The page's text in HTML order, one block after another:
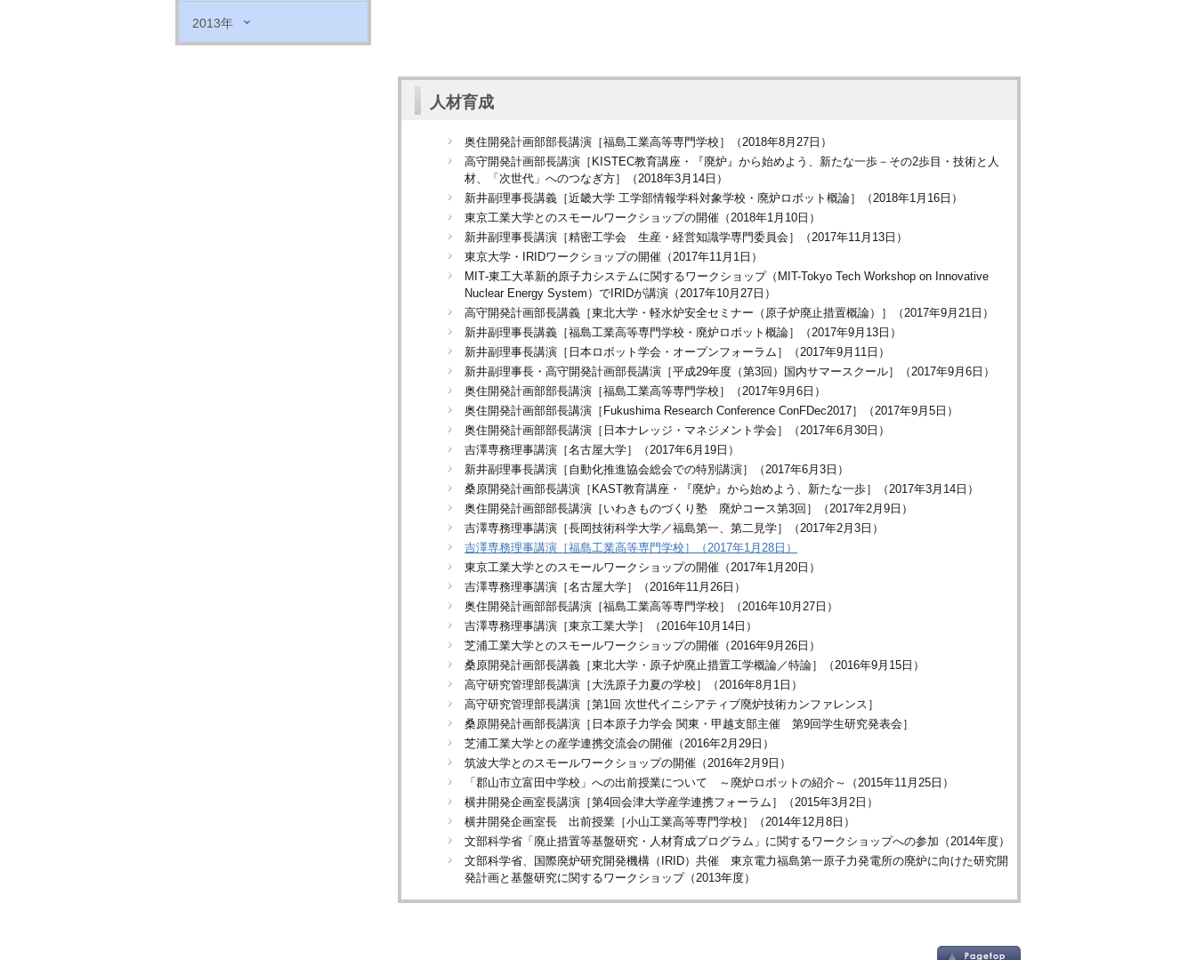
2013年
人材育成
奥住開発計画部部長講演［福島工業高等専門学校］（2018年8月27日）
高守開発計画部長講演［KISTEC教育講座・『廃炉』から始めよう、新たな一歩－その2歩目・技術と人
材、「次世代」へのつなぎ方］（2018年3月14日）
新井副理事長講義［近畿大学 工学部情報学科対象学校・廃炉ロボット概論］（2018年1月16日）
東京工業大学とのスモールワークショップの開催（2018年1月10日）
新井副理事長講演［精密工学会 生産・経営知識学専門委員会］（2017年11月13日）
東京大学・IRIDワークショップの開催（2017年11月1日）
MIT‐東工大革新的原子力システムに関するワークショップ（MIT-Tokyo Tech Workshop on Innovative
Nuclear Energy System）でIRIDが講演（2017年10月27日）
高守開発計画部長講義［東北大学・軽水炉安全セミナー（原子炉廃止措置概論）］（2017年9月21日）
新井副理事長講義［福島工業高等専門学校・廃炉ロボット概論］（2017年9月13日）
新井副理事長講演［日本ロボット学会・オープンフォーラム］（2017年9月11日）
新井副理事長・高守開発計画部長講演［平成29年度（第3回）国内サマースクール］（2017年9月6日）
奥住開発計画部部長講演［福島工業高等専門学校］（2017年9月6日）
奥住開発計画部部長講演［Fukushima Research Conference ConFDec2017］（2017年9月5日）
奥住開発計画部部長講演［日本ナレッジ・マネジメント学会］（2017年6月30日）
吉澤専務理事講演［名古屋大学］（2017年6月19日）
新井副理事長講演［自動化推進協会総会での特別講演］（2017年6月3日）
桑原開発計画部長講演［KAST教育講座・『廃炉』から始めよう、新たな一歩］（2017年3月14日）
奥住開発計画部部長講演［いわきものづくり塾 廃炉コース第3回］（2017年2月9日）
吉澤専務理事講演［長岡技術科学大学／福島第一、第二見学］（2017年2月3日）
吉澤専務理事講演［福島工業高等専門学校］（2017年1月28日）
東京工業大学とのスモールワークショップの開催（2017年1月20日）
吉澤専務理事講演［名古屋大学］（2016年11月26日）
奥住開発計画部部長講演［福島工業高等専門学校］（2016年10月27日）
吉澤専務理事講演［東京工業大学］（2016年10月14日）
芝浦工業大学とのスモールワークショップの開催（2016年9月26日）
桑原開発計画部長講義［東北大学・原子炉廃止措置工学概論／特論］（2016年9月15日）
高守研究管理部長講演［大洗原子力夏の学校］（2016年8月1日）
高守研究管理部長講演［第1回 次世代イニシアティブ廃炉技術カンファレンス］
桑原開発計画部長講演［日本原子力学会 関東・甲越支部主催 第9回学生研究発表会］
芝浦工業大学との産学連携交流会の開催（2016年2月29日）
筑波大学とのスモールワークショップの開催（2016年2月9日）
「郡山市立富田中学校」への出前授業について ～廃炉ロボットの紹介～（2015年11月25日）
横井開発企画室長講演［第4回会津大学産学連携フォーラム］（2015年3月2日）
横井開発企画室長 出前授業［小山工業高等専門学校］（2014年12月8日）
文部科学省「廃止措置等基盤研究・人材育成プログラム」に関するワークショップへの参加（2014年度）
文部科学省、国際廃炉研究開発機構（IRID）共催 東京電力福島第一原子力発電所の廃炉に向けた研究開
発計画と基盤研究に関するワークショップ（2013年度）